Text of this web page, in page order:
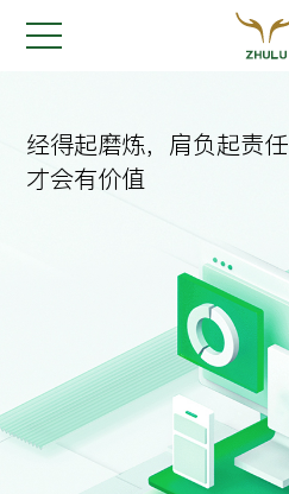
经得起磨炼，肩负起责任
才会有价值
是我们最重要的工作之一...
联系方式: *
您的需求: